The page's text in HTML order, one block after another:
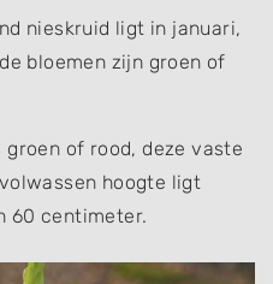
nieskruid ligt in januari,
bloemen zijn groen of
of rood, deze vaste
hoogte ligt
60 centimeter.